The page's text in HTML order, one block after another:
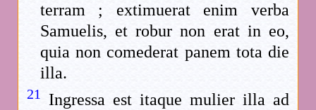
terram ; extimuerat enim verba
Samuelis, et robur non erat in eo,
quia non comederat panem tota die
illa.
21
Ingressa est itaque mulier illa ad